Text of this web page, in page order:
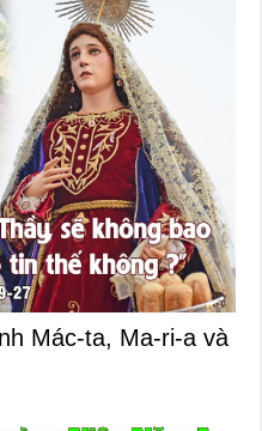
Mác-ta, Ma-ri-a và